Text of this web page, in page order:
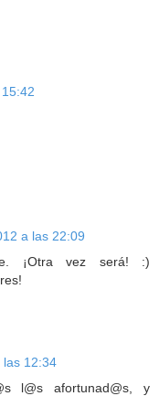
a las 22:09
¡Otra vez será! :)
las 12:34
l@s afortunad@s, y